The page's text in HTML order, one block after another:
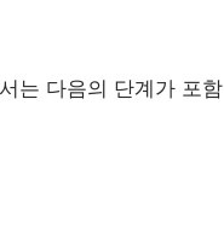
는 다음의 단계가 포함